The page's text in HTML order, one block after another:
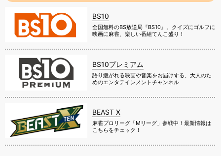
BS10
全国無料のBS放送局『BS10』。クイズにゴルフに
映画に麻雀、楽しい番組てんこ盛り！
BS10プレミアム
語り継がれる映画や音楽をお届けする、大人のた
めのエンタテインメントチャンネル
BEAST X
麻雀プロリーグ「Mリーグ」参戦中！最新情報は
こちらをチェック！